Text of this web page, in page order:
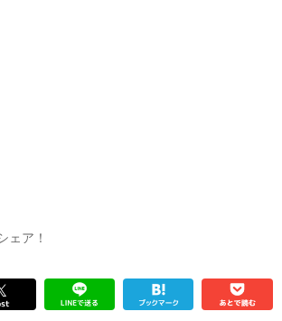
ェア！